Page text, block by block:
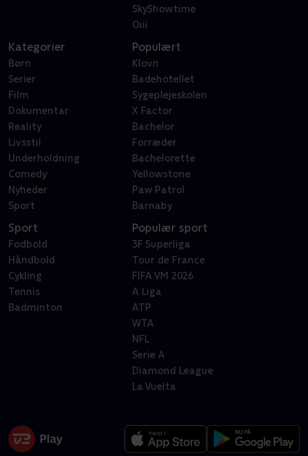
SkyShowtime
Oiii
Kategorier
Børn
Serier
Film
Dokumentar
Reality
Livsstil
Underholdning
Comedy
Nyheder
Sport
Populært
Klovn
Badehotellet
Sygeplejeskolen
X Factor
Bachelor
Forræder
Bachelorette
Yellowstone
Paw Patrol
Barnaby
Sport
Fodbold
Håndbold
Cykling
Tennis
Badminton
Populær sport
3F Superliga
Tour de France
FIFA VM 2026
A Liga
ATP
WTA
NFL
Serie A
Diamond League
La Vuelta